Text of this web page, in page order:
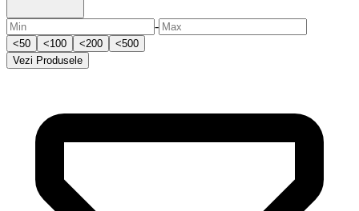
-
<50 <100 <200 <500
Vezi Produsele